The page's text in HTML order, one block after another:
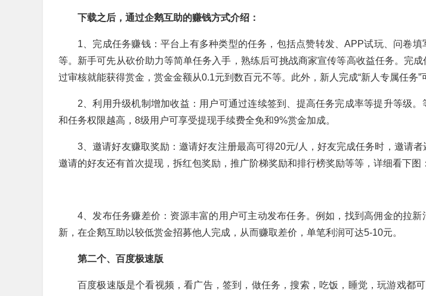
下载之后，通过企鹅互助的赚钱方式介绍：
1、完成任务赚钱：平台上有多种类型的任务，包括点赞转发、APP试玩、问卷
等。新手可先从砍价助力等简单任务入手，熟练后可挑战商家宣传等高收益任务。完
过审核就能获得赏金，赏金金额从0.1元到数百元不等。此外，新人完成“新人专属任务”
2、利用升级机制增加收益：用户可通过连续签到、提高任务完成率等提升等级。
和任务权限越高，8级用户可享受提现手续费全免和9%赏金加成。
3、邀请好友赚取奖励：邀请好友注册最高可得20元/人，好友完成任务时，邀请
邀请的好友还有首次提现，拆红包奖励，推广阶梯奖励和排行榜奖励等等，详细看下图：
4、发布任务赚差价：资源丰富的用户可主动发布任务。例如，找到高佣金的拉新
新，在企鹅互助以较低赏金招募他人完成，从而赚取差价，单笔利润可达5-10元。
第二个、百度极速版
百度极速版是个看视频，看广告，签到，做任务，搜索，吃饭，睡觉，玩游戏都